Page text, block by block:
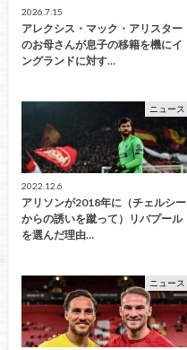
2026.7.15
アレクシス・マック・アリスター
のお母さんが息子の移籍を機にイ
ングランドに対す…
ニュース
2022.12.6
アリソンが2018年に（チェルシー
からの誘いを蹴って）リバプール
を選んだ理由…
ニュース